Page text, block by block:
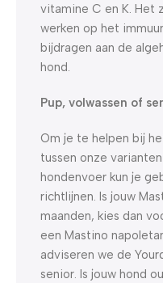
vitamine C en K. Het
werken op het
bijdragen aan de
hond.
Pup, volwassen of
Om je te helpen bij
tussen onze
hondenvoer kun je
richtlijnen. Is jouw
maanden, kies dan
een Mastino
adviseren we de
senior. Is jouw hond